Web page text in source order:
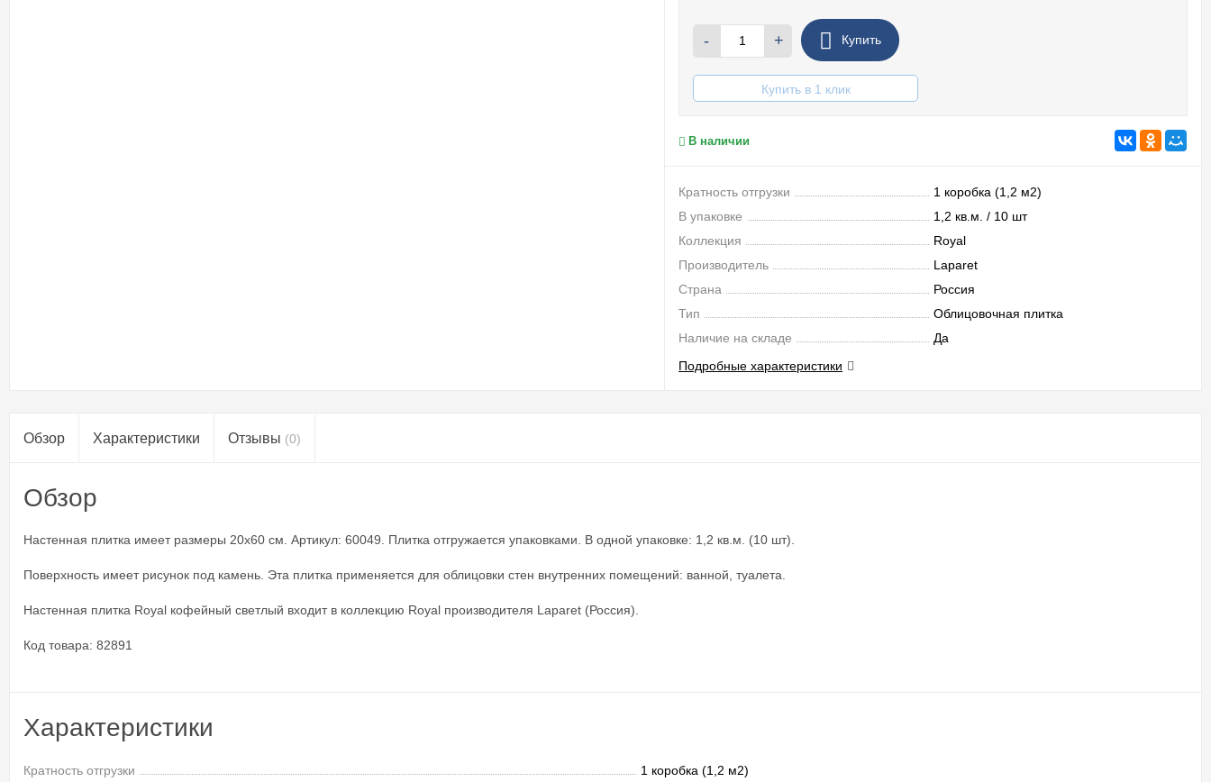
- + Купить
Купить в 1 клик
В наличии
Кратность отгрузки
1 коробка (1,2 м2)
В упаковке
1,2 кв.м. / 10 шт
Коллекция
Royal
Производитель
Laparet
Страна
Россия
Тип
Облицовочная плитка
Наличие на складе
Да
Подробные характеристики
Обзор Характеристики Отзывы (0)
Обзор
Настенная плитка имеет размеры 20x60 см. Артикул: 60049. Плитка отгружается упаковками. В одной упаковке: 1,2 кв.м. (10 шт).
Поверхность имеет рисунок под камень. Эта плитка применяется для облицовки стен внутренних помещений: ванной, туалета.
Настенная плитка Royal кофейный светлый входит в коллекцию Royal производителя Laparet (Россия).
Код товара: 82891
Характеристики
Кратность отгрузки
1 коробка (1,2 м2)